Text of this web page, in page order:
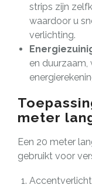
strips zijn
waardoor u
verlichting.
en
meter
Een 20 meter
gebruikt voor